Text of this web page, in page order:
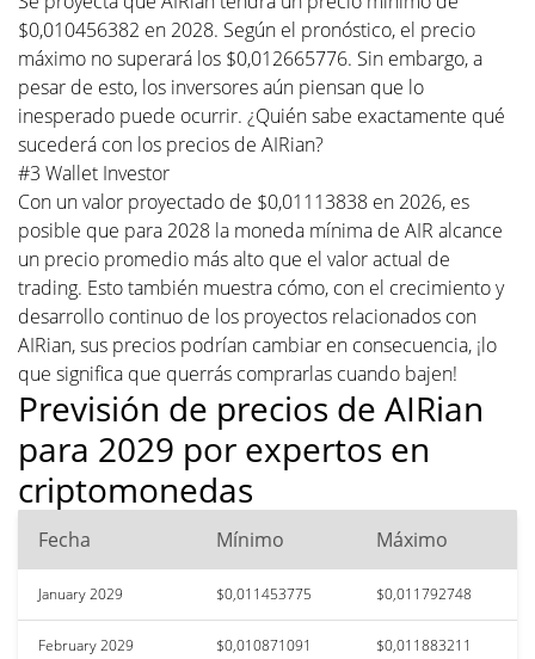
$0,010456382 en 2028. Según el pronóstico, el precio
máximo no superará los $0,012665776. Sin embargo, a
pesar de esto, los inversores aún piensan que lo
inesperado puede ocurrir. ¿Quién sabe exactamente qué
sucederá con los precios de AIRian?
#3 Wallet Investor
Con un valor proyectado de $0,01113838 en 2026, es
posible que para 2028 la moneda mínima de AIR alcance
un precio promedio más alto que el valor actual de
trading. Esto también muestra cómo, con el crecimiento y
desarrollo continuo de los proyectos relacionados con
AIRian, sus precios podrían cambiar en consecuencia, ¡lo
que significa que querrás comprarlas cuando bajen!
Previsión de precios de AIRian
para 2029 por expertos en
criptomonedas
Fecha Mínimo Máximo
January 2029 $0,011453775 $0,011792748
February 2029 $0,010871091 $0,011883211